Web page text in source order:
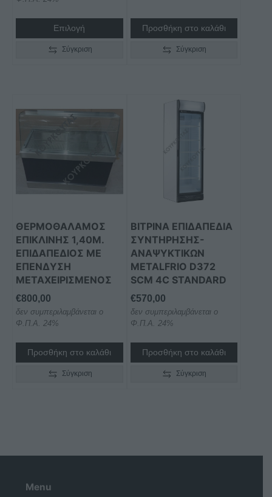
through
€1.020,00
Επιλογή
Σύγκριση
Προσθήκη στο καλάθι
Σύγκριση
ΘΕΡΜΟΘΑΛΑΜΟΣ
ΕΠΙΚΛΙΝΗΣ 1,40Μ.
ΕΠΙΔΑΠΕΔΙΟΣ ΜΕ
ΕΠΕΝΔΥΣΗ
ΜΕΤΑΧΕΙΡΙΣΜΕΝΟΣ
€800,00
δεν συμπεριλαμβάνεται ο
Φ.Π.Α. 24%
Προσθήκη στο καλάθι
Σύγκριση
ΒΙΤΡΙΝΑ ΕΠΙΔΑΠΕΔΙΑ
ΣΥΝΤΗΡΗΣΗΣ-
ΑΝΑΨΥΚΤΙΚΩΝ
METALFRIO D372
SCM 4C STANDARD
€570,00
δεν συμπεριλαμβάνεται ο
Φ.Π.Α. 24%
Προσθήκη στο καλάθι
Σύγκριση
Menu